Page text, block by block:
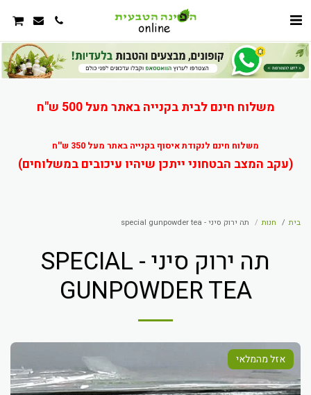
משלוח חינם לבית בקנייה באתר מעל 500 ש"ח
משלוח חינם לנקודת איסוף בקנייה באתר מעל 350 ש''ח
(עקב המצב הבטחוני ייתכן שיהיו עיכובים במשלוחים)
בית חנות תה ירוק סיני - special gunpowder tea
תה ירוק סיני - SPECIAL
GUNPOWDER TEA
אזל מהמלאי